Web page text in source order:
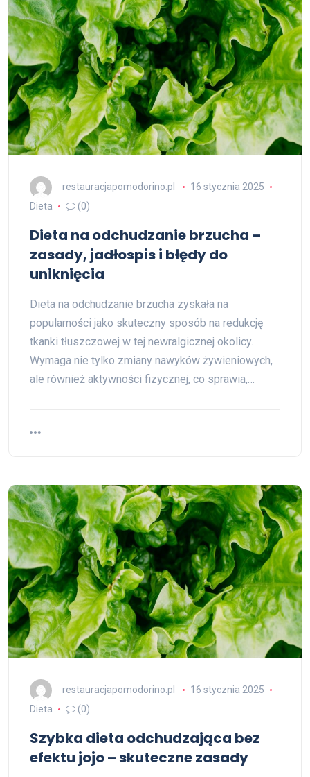
restauracjapomodorino.pl
16 stycznia 2025
Dieta
(0)
Dieta na odchudzanie brzucha –
zasady, jadłospis i błędy do
uniknięcia
Dieta na odchudzanie brzucha zyskała na
popularności jako skuteczny sposób na redukcję
tkanki tłuszczowej w tej newralgicznej okolicy.
Wymaga nie tylko zmiany nawyków żywieniowych,
ale również aktywności fizycznej, co sprawia,…
restauracjapomodorino.pl
16 stycznia 2025
Dieta
(0)
Szybka dieta odchudzająca bez
efektu jojo – skuteczne zasady